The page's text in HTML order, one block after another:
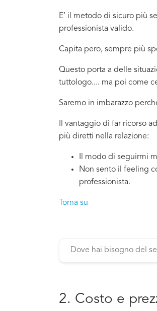
E’ il metodo di sicuro più
professionista valido.
Capita pero, sempre più
Questo porta a delle
tuttologo.... ma poi come
Saremo in imbarazzo
Il vantaggio di far ricorso
più diretti nella relazione:
Il modo di seguirmi
Non sento il feeling
professionista.
Torna su
2. Costo e